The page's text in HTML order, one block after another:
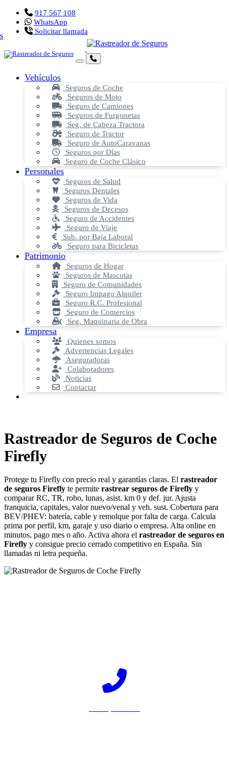
917 567 108
WhatsApp
Solicitar llamada
Vehículos
Seguros de Coche
Seguros de Moto
Seguro de Camiones
Seguros de Furgonetas
Seg. de Cabeza Tractora
Seguro de Tractor
Seguro de AutoCaravanas
Seguros por Días
Seguro de Coche Clásico
Personales
Seguros de Salud
Seguros Dentales
Seguros de Vida
Seguros de Decesos
Seguro de Accidentes
Seguro de Viaje
Sub. por Baja Laboral
Seguro para Bicicletas
Patrimonio
Seguros de Hogar
Seguros de Mascotas
Seguro de Comunidades
Seguro Impago Alquiler
Seguro R.C. Profesional
Seguro de Comercios
Seg. Maquinaria de Obra
Empresa
Quienes somos
Advertencias Legales
Aseguradoras
Colaboradores
Noticias
Contactar
Rastreador de Seguros de Coche
Firefly
Protege tu Firefly con precio real y garantías claras. El rastreador
de seguros Firefly te permite rastrear seguros de Firefly y
comparar RC, TR, robo, lunas, asist. km 0 y def. jur. Ajusta
franquicia, capitales, valor nuevo/venal y veh. sust. Cobertura para
BEV/PHEV: batería, cable y remolque por falta de carga. Calcula
prima por perfil, km, garaje y uso diario o empresa. Alta online en
minutos, pago mes o año. Activa ahora el rastreador de seguros en
Firefly y consigue precio cerrado competitivo en España. Sin
llamadas ni letra pequeña.